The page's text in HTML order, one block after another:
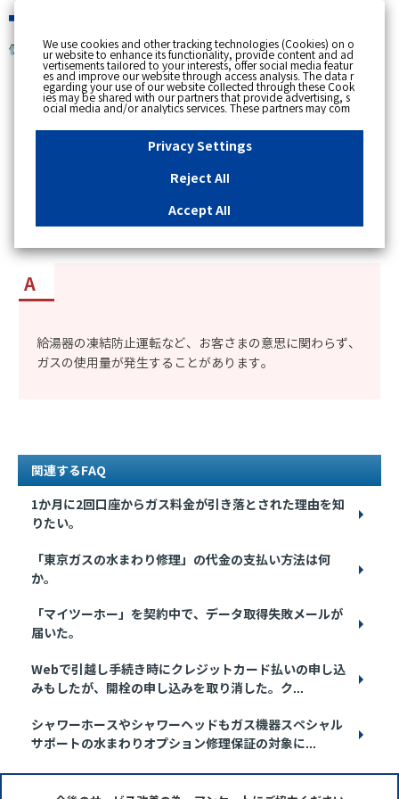
個人のお客さま
[ トップへ戻る ]
カテゴリー表示
公開日時 : 2024/10/17 11:31
「マイツーホー」を契約中で、ガスを使用してい
ないのに、ガス未使用のお知らせメールが届かな
い。
給湯器の凍結防止運転など、お客さまの意思に関わらず、
ガスの使用量が発生することがあります。
関連するFAQ
1か月に2回口座からガス料金が引き落とされた理由を知
りたい。
「東京ガスの水まわり修理」の代金の支払い方法は何
か。
「マイツーホー」を契約中で、データ取得失敗メールが
届いた。
Webで引越し手続き時にクレジットカード払いの申し込
みもしたが、開栓の申し込みを取り消した。ク...
シャワーホースやシャワーヘッドもガス機器スペシャル
サポートの水まわりオプション修理保証の対象に...
We use cookies and other tracking technologies (Cookies) on o
ur website to enhance its functionality, provide content and ad
vertisements tailored to your interests, offer social media featur
es and improve our website through access analysis. The data r
egarding your use of our website collected through these Cook
ies may be shared with our partners that provide advertising, s
ocial media and/or analytics services. These partners may com
bine the data shared by us with other data that you have provi
ded to them or that they have collected from your use of their s
ervices or other websites to analyse and optimise advertisemen
ts delivered to you by businesses other than us on the internet.
essary Cookies, please click "Reject All". If you agree to the use
of all Cookies, please click "Accept All". To select your preferen
u can change your consent or rejection settings at any time by c
"Privacy Settings"button on this banner or through y
our browser's "Settings". For more information regarding the pr
site, please refer to the link below.Cookies DetailsPrivacy Polic
y
Privacy Settings
Reject All
Accept All